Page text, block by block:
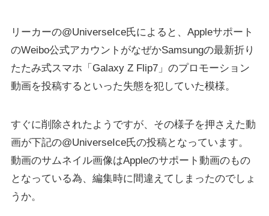
リーカーの@UniverseIce氏によると、Appleサポート
のWeibo公式アカウントがなぜかSamsungの最新折り
たたみ式スマホ「Galaxy Z Flip7」のプロモーション
動画を投稿するといった失態を犯していた模様。
すぐに削除されたようですが、その様子を押さえた動
画が下記の@UniverseIce氏の投稿となっています。
動画のサムネイル画像はAppleのサポート動画のもの
となっている為、編集時に間違えてしまったのでしょ
うか。